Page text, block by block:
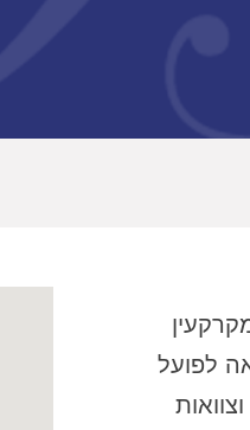
לפועל